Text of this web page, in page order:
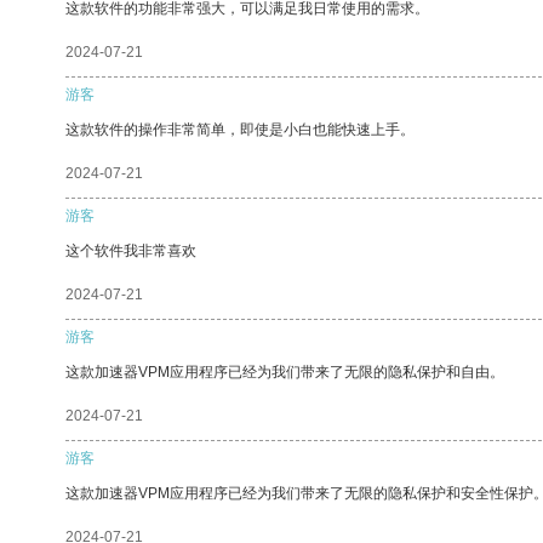
这款软件的功能非常强大，可以满足我日常使用的需求。
2024-07-21
游客
这款软件的操作非常简单，即使是小白也能快速上手。
2024-07-21
游客
这个软件我非常喜欢
2024-07-21
游客
这款加速器VPM应用程序已经为我们带来了无限的隐私保护和自由。
2024-07-21
游客
这款加速器VPM应用程序已经为我们带来了无限的隐私保护和安全性保护
2024-07-21